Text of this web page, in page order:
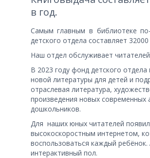
в год.
Самым главным в библиотеке
детского отдела составляет
Наш отдел обслуживает
В 2023 году фонд детского
новой литературы для детей и
отраслевая литература,
произведения новых
дошкольников.
Для  наших юных читателей
высокоскоростным интернетом,
воспользоваться каждый
интерактивный пол.